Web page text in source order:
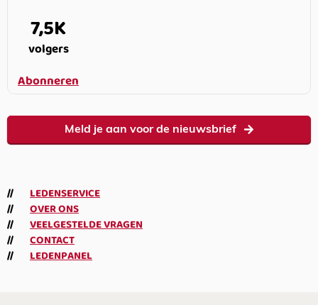
7,5K
volgers
Abonneren
Meld je aan voor de nieuwsbrief
LEDENSERVICE
OVER ONS
VEELGESTELDE VRAGEN
CONTACT
LEDENPANEL